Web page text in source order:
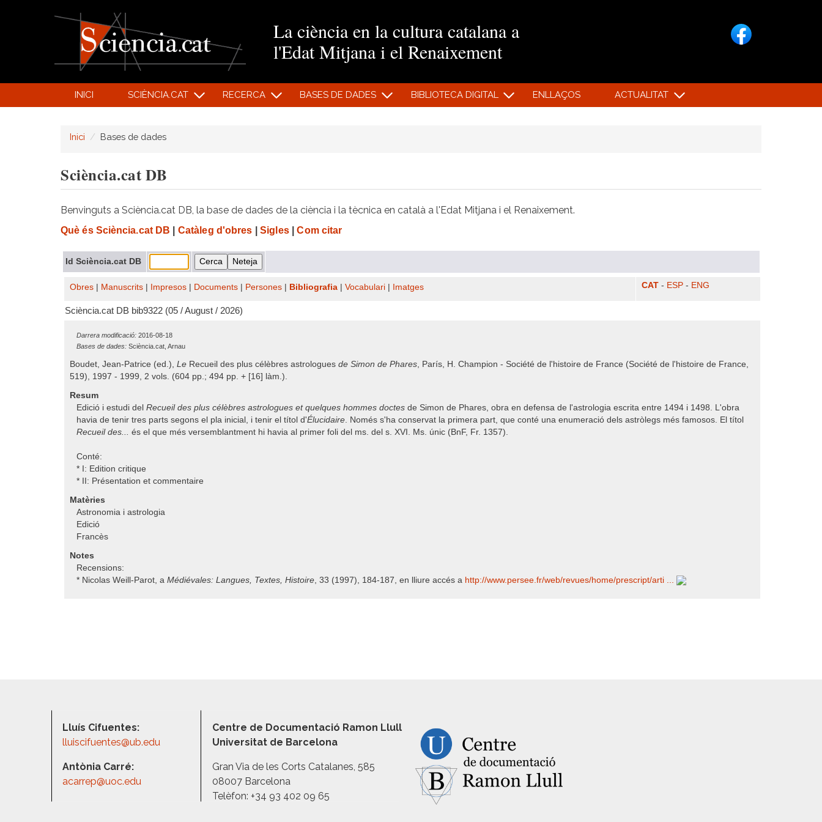
La ciència en la cultura catalana a
l'Edat Mitjana i el Renaixement
INICI SCIÈNCIA.CAT RECERCA BASES DE DADES BIBLIOTECA DIGITAL ENLLAÇOS ACTUALITAT
Inici Bases de dades
Sciència.cat DB
Benvinguts a Sciència.cat DB, la base de dades de la ciència i la tècnica en català a l'Edat Mitjana i el Renaixement.
Què és Sciència.cat DB Catàleg d'obres Sigles| Com citar
Id Sciència.cat DB
Obres Manuscrits Impresos Documents Persones Bibliografia Vocabulari Imatges CAT - ESP - ENG
Sciència.cat DB bib9322 (05 / August / 2026)
Darrera modificació: 2016-08-18
Bases de dades: Sciència.cat, Arnau
Boudet, Jean-Patrice (ed.), Le Recueil des plus célèbres astrologues de Simon de Phares, París, H. Champion - Société de l'histoire de France (Société de l'histoire de France,
519), 1997 - 1999, 2 vols. (604 pp.; 494 pp. + [16] làm.).
Resum
Edició i estudi del Recueil des plus célèbres astrologues et quelques hommes doctes de Simon de Phares, obra en defensa de l'astrologia escrita entre 1494 i 1498. L'obra
havia de tenir tres parts segons el pla inicial, i tenir el títol d'Élucidaire. Només s'ha conservat la primera part, que conté una enumeració dels astròlegs més famosos. El títol
Recueil des... és el que més versemblantment hi havia al primer foli del ms. del s. XVI. Ms. únic (BnF, Fr. 1357).
Conté:
* I: Edition critique
* II: Présentation et commentaire
Matèries
Astronomia i astrologia
Edició
Francès
Notes
Recensions:
* Nicolas Weill-Parot, a Médiévales: Langues, Textes, Histoire, 33 (1997), 184-187, en lliure accés a http:/​/​www.persee.fr/​web/​revues/​home/​prescript/​arti ...
Lluís Cifuentes:
lluiscifuentes@ub.edu
Antònia Carré:
acarrep@uoc.edu
Centre de Documentació Ramon Llull
Universitat de Barcelona
Gran Via de les Corts Catalanes, 585
08007 Barcelona
Telèfon: +34 93 402 09 65